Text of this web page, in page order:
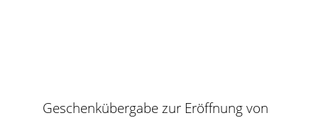
Geschenkübergabe zur Eröffnung von